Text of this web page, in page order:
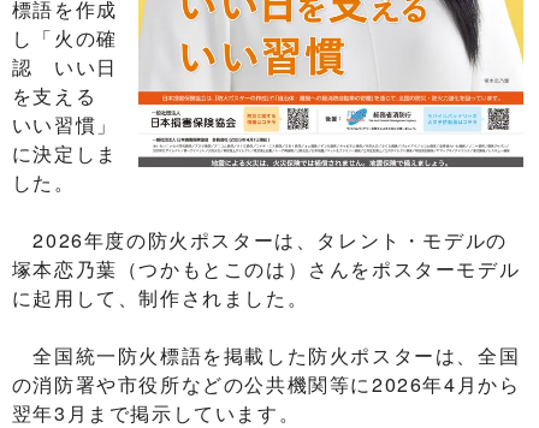
標語を作成
し「火の確
認 いい日
を支える
いい習慣」
に決定しま
した。
2026年度の防火ポスターは、タレント・モデルの
塚本恋乃葉（つかもとこのは）さんをポスターモデル
に起用して、制作されました。
全国統一防火標語を掲載した防火ポスターは、全国
の消防署や市役所などの公共機関等に2026年4月から
翌年3月まで掲示しています。